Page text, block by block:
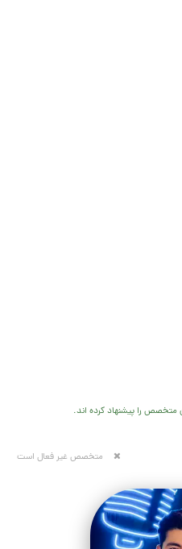
متخصص را پیشنهاد کرده اند.
متخصص غیر فعال است